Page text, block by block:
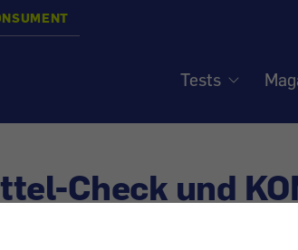
Tests
Check und
von Gernot